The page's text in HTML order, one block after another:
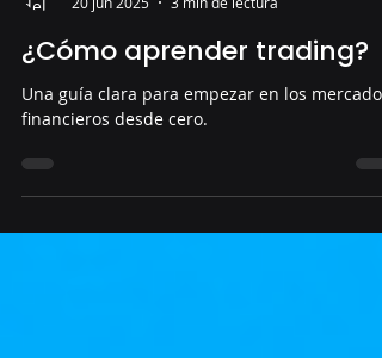
Diego Alonso
20 jun 2025
3 min de lectura
¿Cómo aprender trading?
Una guía clara para empezar en los mercados